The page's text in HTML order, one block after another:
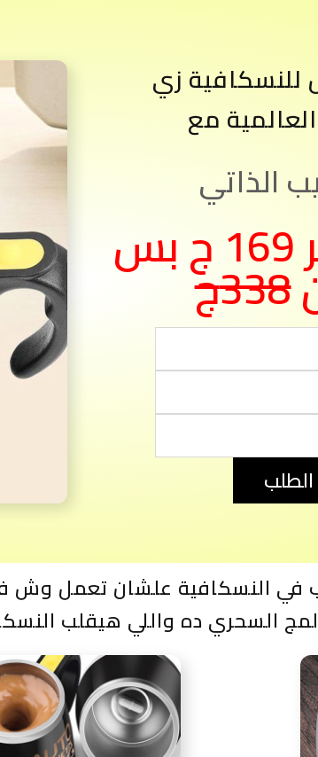
زي
مع
الذاتي
متوفر بسعر 169 ج بس
338ج
الطلب
في النسكافية علشان تعمل وش
السحري ده واللي هيقلب